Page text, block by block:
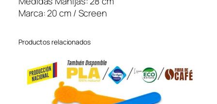
f
c
Marca: 20 cm / Screen
Productos relacionados